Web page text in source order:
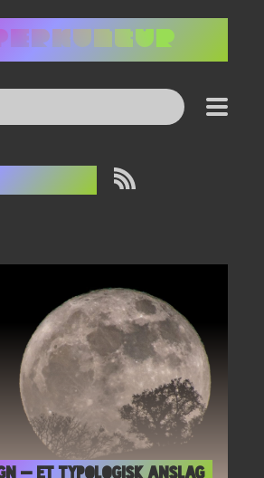
— et typologisk anslag